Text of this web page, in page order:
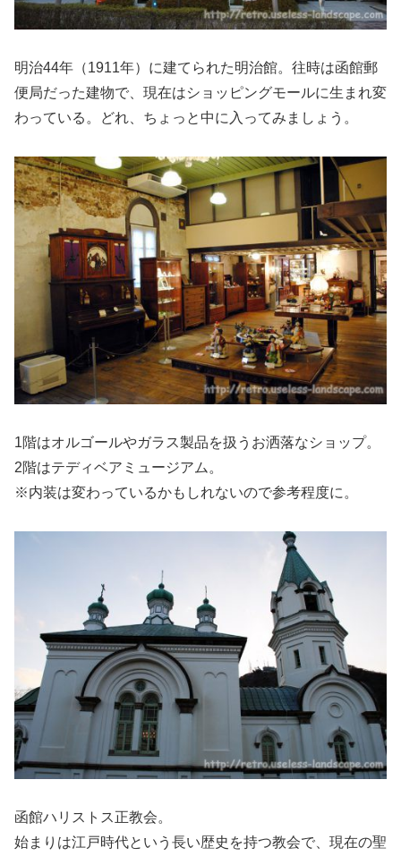
明治44年（1911年）に建てられた明治館。往時は函館郵
便局だった建物で、現在はショッピングモールに生まれ変
わっている。どれ、ちょっと中に入ってみましょう。
1階はオルゴールやガラス製品を扱うお洒落なショップ。
2階はテディベアミュージアム。
※内装は変わっているかもしれないので参考程度に。
函館ハリストス正教会。
始まりは江戸時代という長い歴史を持つ教会で、現在の聖